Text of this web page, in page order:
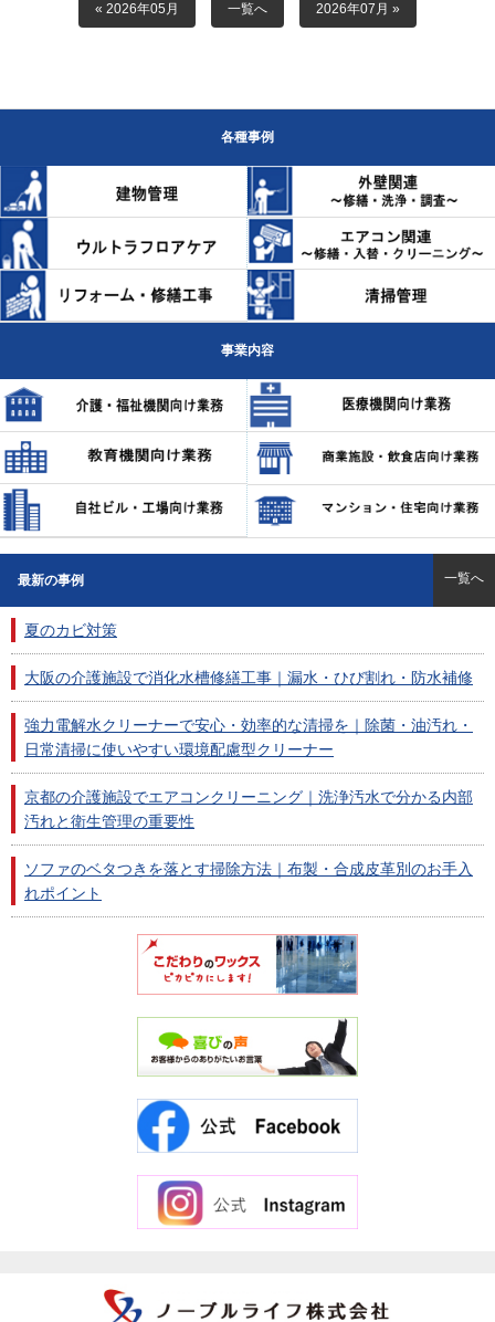
« 2026年05月 一覧へ 2026年07月 »
各種事例
事業内容
最新の事例 一覧へ
夏のカビ対策
大阪の介護施設で消化水槽修繕工事｜漏水・ひび割れ・防水補修
強力電解水クリーナーで安心・効率的な清掃を｜除菌・油汚れ・
日常清掃に使いやすい環境配慮型クリーナー
京都の介護施設でエアコンクリーニング｜洗浄汚水で分かる内部
汚れと衛生管理の重要性
ソファのベタつきを落とす掃除方法｜布製・合成皮革別のお手入
れポイント